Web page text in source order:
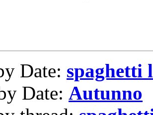
Date: spaghetti
Date: Autunno